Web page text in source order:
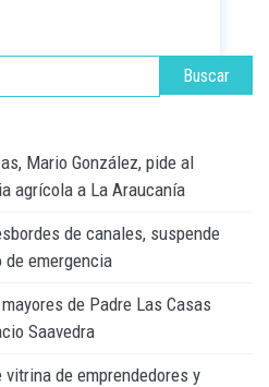
Mario González, pide al
agrícola a La Araucanía
de canales, suspende
emergencia
de Padre Las Casas
Saavedra
de emprendedores y